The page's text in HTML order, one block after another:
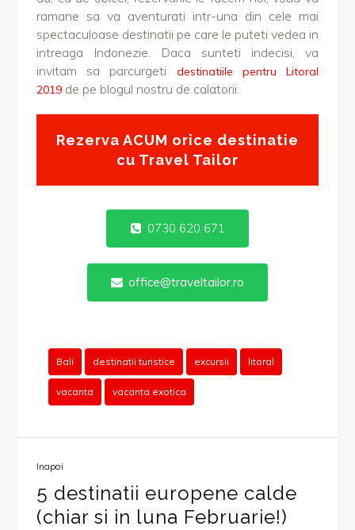
ramane sa va aventurati intr-una din cele mai
spectaculoase destinatii pe care le puteti vedea in
intreaga Indonezie. Daca sunteti indecisi, va
invitam sa parcurgeti destinatiile pentru Litoral
2019 de pe blogul nostru de calatorii.
Rezerva ACUM orice destinatie
cu Travel Tailor
0730 620 671
office@traveltailor.ro
Bali destinatii turistice excursii litoral
vacanta vacanta exotica
Inapoi
5 destinatii europene calde
(chiar si in luna Februarie!)